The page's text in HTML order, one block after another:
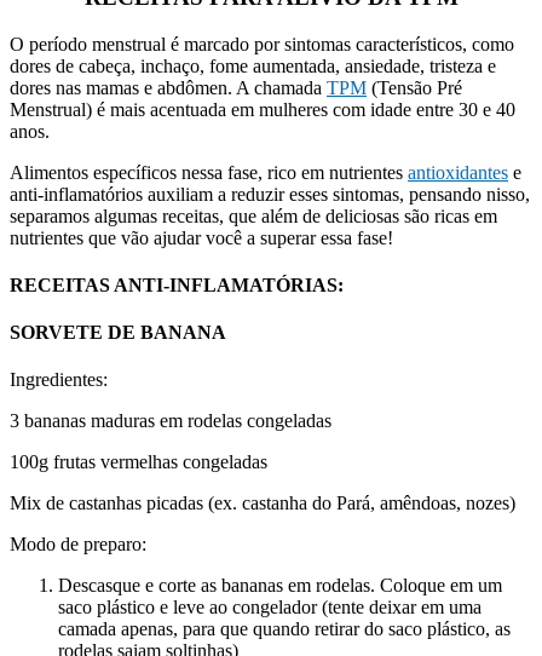
O período menstrual é marcado por sintomas característicos, como
dores de cabeça, inchaço, fome aumentada, ansiedade, tristeza e
dores nas mamas e abdômen. A chamada TPM (Tensão Pré
Menstrual) é mais acentuada em mulheres com idade entre 30 e 40
anos.
Alimentos específicos nessa fase, rico em nutrientes antioxidantes e
anti-inflamatórios auxiliam a reduzir esses sintomas, pensando nisso,
separamos algumas receitas, que além de deliciosas são ricas em
nutrientes que vão ajudar você a superar essa fase!
RECEITAS ANTI-INFLAMATÓRIAS:
SORVETE DE BANANA
Ingredientes:
3 bananas maduras em rodelas congeladas
100g frutas vermelhas congeladas
Mix de castanhas picadas (ex. castanha do Pará, amêndoas, nozes)
Modo de preparo:
Descasque e corte as bananas em rodelas. Coloque em um
saco plástico e leve ao congelador (tente deixar em uma
camada apenas, para que quando retirar do saco plástico, as
rodelas saiam soltinhas)